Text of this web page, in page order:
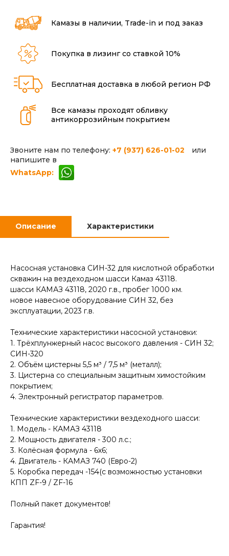
Камазы в наличии, Trade-in и под заказ
Покупка в лизинг со ставкой 10%
Бесплатная доставка в любой регион РФ
Все камазы проходят обливку
антикоррозийным покрытием
Звоните нам по телефону: +7 (937) 626-01-02
или
напишите в
WhatsApp:
Описание Характеристики
Насосная установка СИН-32 для кислотной обработки
скважин на вездеходном шасси Камаз 43118.
шасси КАМАЗ 43118, 2020 г.в., пробег 1000 км.
новое навесное оборудование СИН 32, без
эксплуатации, 2023 г.в.
Технические характеристики насосной установки:
1. Трёхплунжерный насос высокого давления - СИН 32;
СИН-320
2. Объём цистерны 5,5 м³ / 7,5 м³ (металл);
3. Цистерна со специальным защитным химостойким
покрытием;
4. Электронный регистратор параметров.
Технические характеристики вездеходного шасси:
1. Модель - КАМАЗ 43118
2. Мощность двигателя - 300 л.с.;
3. Колёсная формула - 6х6;
4. Двигатель - КАМАЗ 740 (Евро-2)
5. Коробка передач -154(с возможностью установки
КПП ZF-9 / ZF-16
Полный пакет документов!
Гарантия!